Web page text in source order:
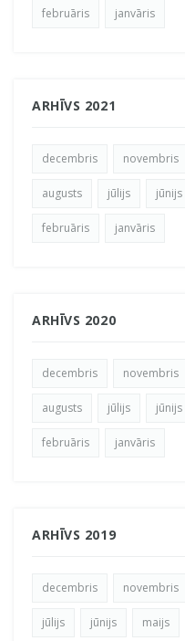
februāris janvāris
ARHĪVS 2021
decembris novembris
augusts jūlijs jūnijs
februāris janvāris
ARHĪVS 2020
decembris novembris
augusts jūlijs jūnijs
februāris janvāris
ARHĪVS 2019
decembris novembris
jūlijs jūnijs maijs